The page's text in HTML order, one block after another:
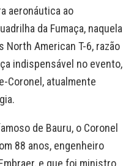
aeronáutica ao
da Fumaça, naquela
North American T-6, razão
indispensável no evento,
Coronel, atualmente
de Bauru, o Coronel
88 anos, engenheiro
e que foi ministro